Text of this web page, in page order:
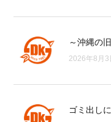
～沖縄の
2026年8月3
ゴミ出し